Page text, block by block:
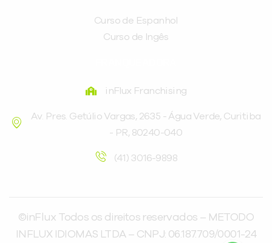
Curso de Espanhol
Curso de Ingês
inFlux Franchising
Av. Pres. Getúlio Vargas, 2635 - Água Verde, Curitiba
- PR, 80240-040
(41) 3016-9898
©inFlux Todos os direitos reservados – METODO
INFLUX IDIOMAS LTDA – CNPJ: 06.187.709/0001-24